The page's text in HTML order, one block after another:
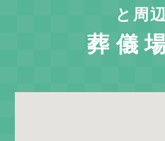
と周
葬儀